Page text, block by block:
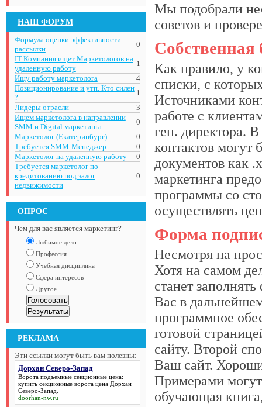
НАШ ФОРУМ
Формула оценки эффективности
рассылки
0
IT Компания ищет Маркетологов на
удаленную работу
1
Ищу работу маркетолога
4
Позиционирование и утп. Кто силен
?
1
Лидеры отрасли
3
Ищем маркетолога в направлении
SMM и Digital маркетинга
0
Маркетолог (Екатеринбург)
0
Требуется SMM-Менеджер
0
Маркетолог на удаленную работу
0
Требуется маркетолог по
кредитованию под залог
недвижимости
0
ОПРОС
Чем для вас является маркетинг?
Любимое дело
Профессия
Учебная дисциплина
Сфера интересов
Другое
РЕКЛАМА
Эти ссылки могут быть вам полезны:
Дорхан Северо-Запад
Ворота подъемные секционные цена:
купить секционные ворота цена Дорхан
Северо-Запад
doorhan-nw.ru
Мы подобрали
советов и
Собственная
Как правило, у
списки, с
Источниками
работе с
ген. директора.
контактов могут
документов как
маркетинга
программы со
осуществлять
Форма
Несмотря на
Хотя на самом
станет
Вас в
программное
готовой
сайту. Второй
Ваш сайт.
Примерами
обучающая